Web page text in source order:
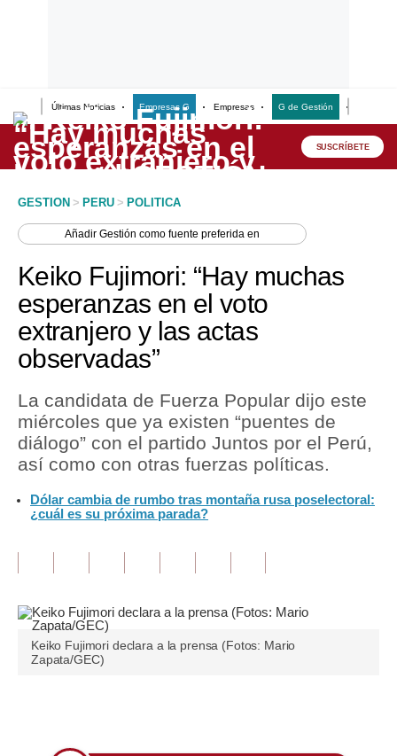
Últimas Noticias Empresas G Empresas G de Gestión
Lo último
Peru Quiosco
Economía
Mercados
Perú
Política
Tu Dinero
Finanzas Personales
Inmobiliarias
Opinión
Editorial
Pregunta de hoy
Lujo
SUSCRÍBETE
GESTION > PERU > POLITICA
AñadirGestión como fuente preferida en
Keiko Fujimori: “Hay muchas
esperanzas en el voto
extranjero y las actas
observadas”
La candidata de Fuerza Popular dijo este
miércoles que ya existen “puentes de
diálogo” con el partido Juntos por el Perú,
así como con otras fuerzas políticas.
Dólar cambia de rumbo tras montaña rusa poselectoral:
¿cuál es su próxima parada?
Keiko Fujimori declara a la prensa (Fotos: Mario
Zapata/GEC)